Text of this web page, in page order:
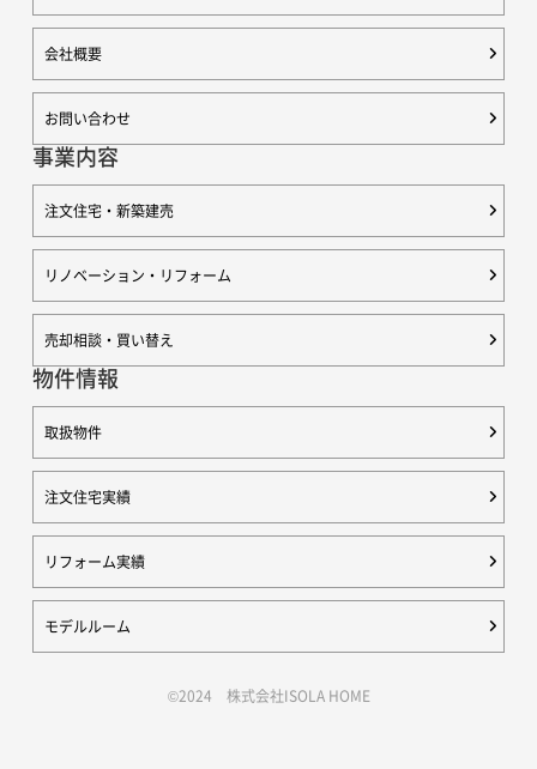
会社概要
お問い合わせ
事業内容
注文住宅・新築建売
リノベーション・リフォーム
売却相談・買い替え
物件情報
取扱物件
注文住宅実績
リフォーム実績
モデルルーム
©2024 株式会社ISOLA HOME